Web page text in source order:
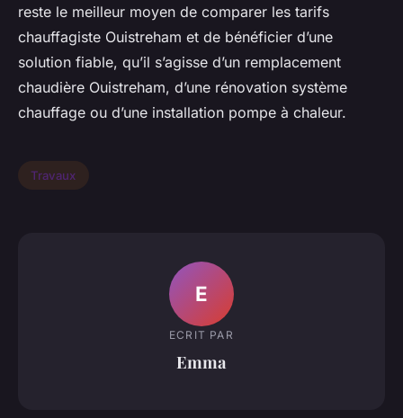
reste le meilleur moyen de comparer les tarifs
chauffagiste Ouistreham et de bénéficier d’une
solution fiable, qu’il s’agisse d’un remplacement
chaudière Ouistreham, d’une rénovation système
chauffage ou d’une installation pompe à chaleur.
Travaux
E
ECRIT PAR
Emma